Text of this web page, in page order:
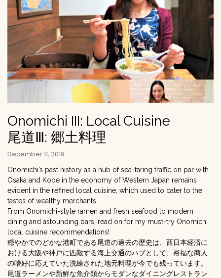
Onomichi III: Local Cuisine
尾道Ⅲ: 郷土料理
December 11, 2019
Onomichi’s past history as a hub of sea-faring traffic on par with
Osaka and Kobe in the economy of Western Japan remains
evident in the refined local cuisine, which used to cater to the
tastes of wealthy merchants.
From Onomichi-style ramen and fresh seafood to modern
dining and astounding bars, read on for my must-try Onomichi
local cuisine recommendations!
穏やかでのどかな港町である尾道の過去の歴史は、西日本経済に
おける大阪や神戸に匹敵する海上交通のハブとして、裕福な商人
の嗜好に応えていた洗練された地元料理が今でも残っています。
尾道ラーメンや新鮮な魚介類からモダンなダイニングレストラン